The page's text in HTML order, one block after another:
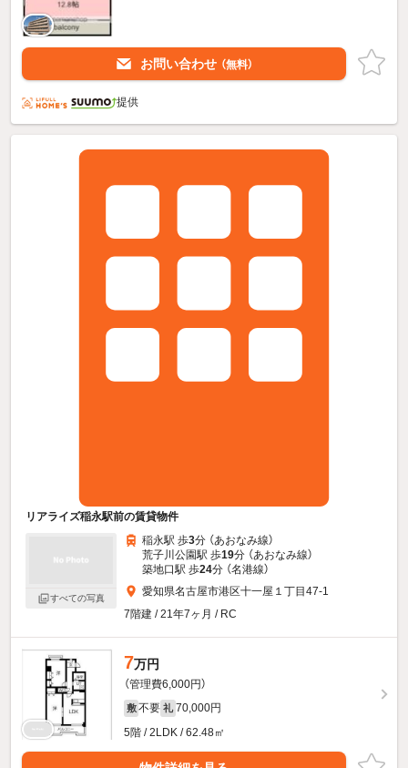
お問い合わせ （無料）
提供
リアライズ稲永駅前の賃貸物件
すべての写真
稲永駅 歩3分 （あおなみ線）
荒子川公園駅 歩19分 （あおなみ線）
築地口駅 歩24分 （名港線）
愛知県名古屋市港区十一屋１丁目47-1
7階建 / 21年7ヶ月 / RC
7万円
（管理費6,000円）
敷 不要 礼 70,000円
5階 / 2LDK / 62.48㎡